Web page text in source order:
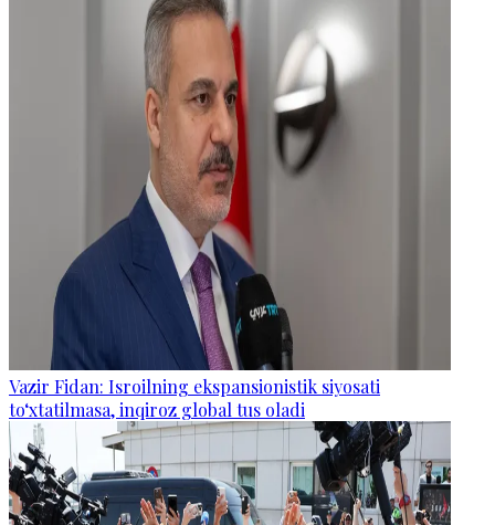
Vazir Fidan: Isroilning ekspansionistik siyosati
to‘xtatilmasa, inqiroz global tus oladi